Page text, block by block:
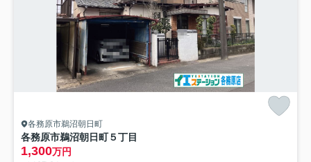
各務原市鵜沼朝日町
各務原市鵜沼朝日町５丁目
1,300万円